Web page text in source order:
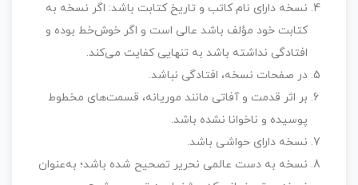
نسخه دارای نام کاتب و تاریخ کتابت باشد: اگر نسخه به
کتابت خود مؤلف باشد عالی است و اگر خوش‌خط بوده و
افتادگی نداشته باشد به تنهایی کفایت می‌کند.
در صفحات نسخه، افتادگی نباشد.
بر اثر قدمت و آفاتی مانند موریانه، قسمت‌های مخطوط
پوسیده و ناخوانا نشده باشد.
نسخه دارای حواشی باشد.
نسخه به دست عالمی نحریر تصحیح شده باشد؛ به‌عنوان